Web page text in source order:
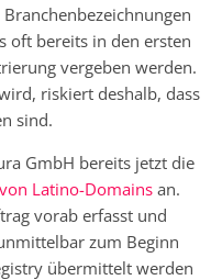
oft bereits in den ersten
vergeben werden.
riskiert deshalb, dass
sind.
GmbH bereits jetzt die
Latino-Domains an.
vorab erfasst und
zum Beginn
übermittelt werden